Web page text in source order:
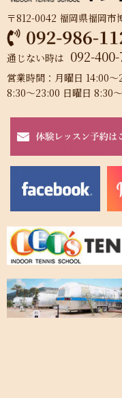
〒812-0042 福岡県福岡市
通じない時は 092-
営業時間：月曜日 14:00
8:30～23:00 日曜日 8:30